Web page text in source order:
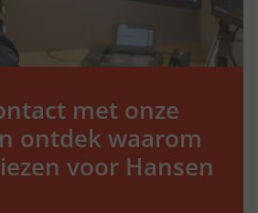
met onze
ontdek waarom
voor Hansen